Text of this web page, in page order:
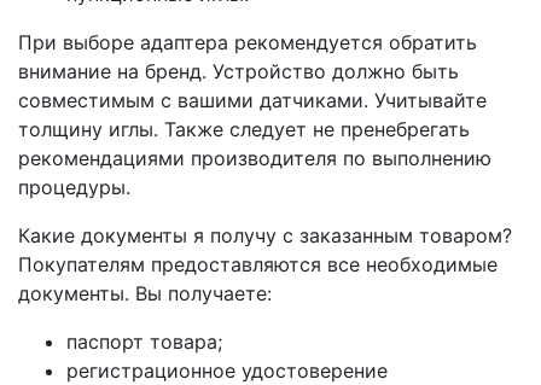
При выборе адаптера рекомендуется обратить
внимание на бренд. Устройство должно быть
совместимым с вашими датчиками. Учитывайте
толщину иглы. Также следует не пренебрегать
рекомендациями производителя по выполнению
процедуры.
Какие документы я получу с заказанным товаром?
Покупателям предоставляются все необходимые
документы. Вы получаете:
паспорт товара;
регистрационное удостоверение